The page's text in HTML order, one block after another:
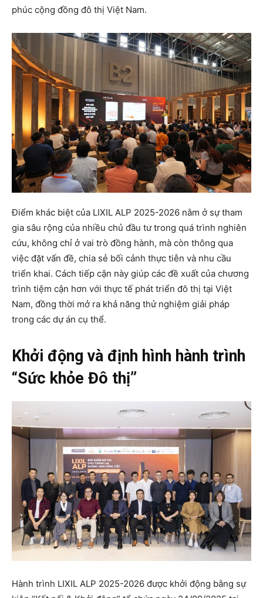
phúc cộng đồng đô thị Việt Nam.
Điểm khác biệt của LIXIL ALP 2025-2026 nằm ở sự tham
gia sâu rộng của nhiều chủ đầu tư trong quá trình nghiên
cứu, không chỉ ở vai trò đồng hành, mà còn thông qua
việc đặt vấn đề, chia sẻ bối cảnh thực tiễn và nhu cầu
triển khai. Cách tiếp cận này giúp các đề xuất của chương
trình tiệm cận hơn với thực tế phát triển đô thị tại Việt
Nam, đồng thời mở ra khả năng thử nghiệm giải pháp
trong các dự án cụ thể.
Khởi động và định hình hành trình
“Sức khỏe Đô thị”
Hành trình LIXIL ALP 2025-2026 được khởi động bằng sự